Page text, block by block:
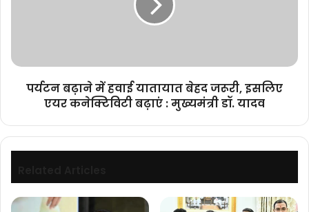
एयर
कनेक्टिविटी
मुख्यमंत्री
डॉ.
यादव
पर्यटन बढ़ाने में हवाई यातायात बेहद जरूरी, इसलिए
एयर कनेक्टिविटी बढ़ाएं : मुख्यमंत्री डॉ. यादव